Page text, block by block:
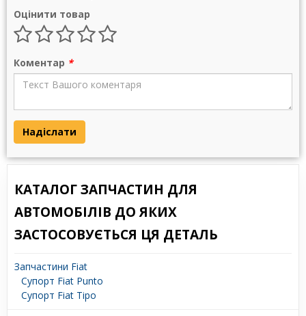
Оцінити товар
Коментар *
Надіслати
КАТАЛОГ ЗАПЧАСТИН ДЛЯ
АВТОМОБІЛІВ ДО ЯКИХ
ЗАСТОСОВУЄТЬСЯ ЦЯ ДЕТАЛЬ
Запчастини Fiat
Супорт Fiat Punto
Супорт Fiat Tipo